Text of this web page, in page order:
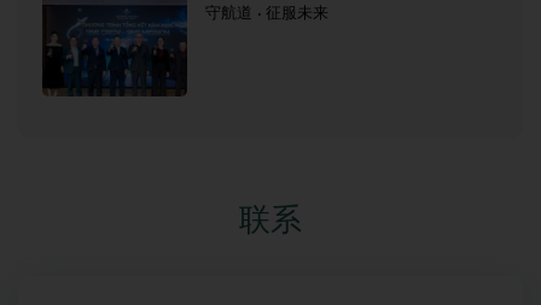
守航道 · 征服未来
联系